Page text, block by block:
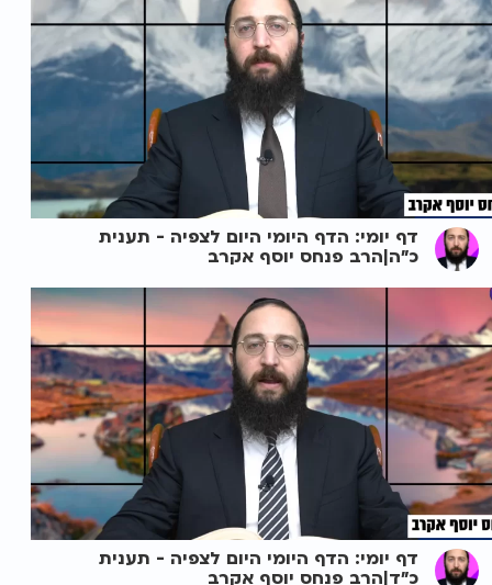
דף יומי: הדף היומי היום לצפיה - תענית
כ"ה|הרב פנחס יוסף אקרב
דף יומי: הדף היומי היום לצפיה - תענית
כ"ד|הרב פנחס יוסף אקרב